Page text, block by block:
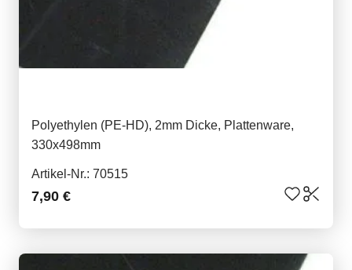
Polyethylen (PE-HD), 2mm Dicke, Plattenware,
330x498mm
Artikel-Nr.: 70515
7,90 €